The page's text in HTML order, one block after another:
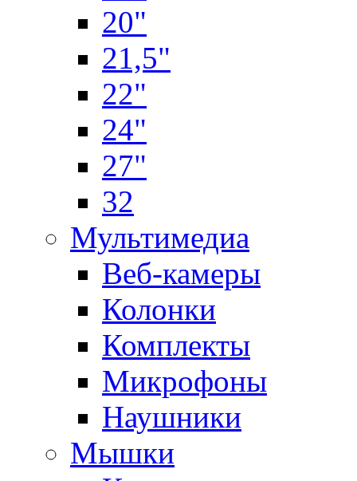
20"
21,5"
22"
24"
27"
32
Мультимедиа
Веб-камеры
Колонки
Комплекты
Микрофоны
Наушники
Мышки